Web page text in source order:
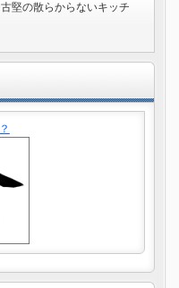
堅の散らからないキッチ